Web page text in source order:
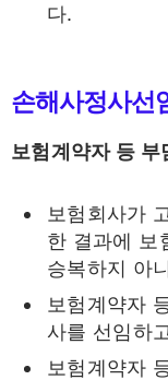
다.
손해사정사선
보험계약자 등 부
보험회사가
한 결과에 보
승복하지 아
보험계약자
사를 선임하
보험계약자